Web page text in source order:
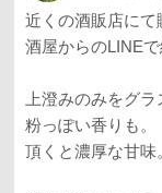
近くの酒販店にて
酒屋からのLINE
上澄みのみをグ
粉っぽい香りも。
頂くと濃厚な甘味